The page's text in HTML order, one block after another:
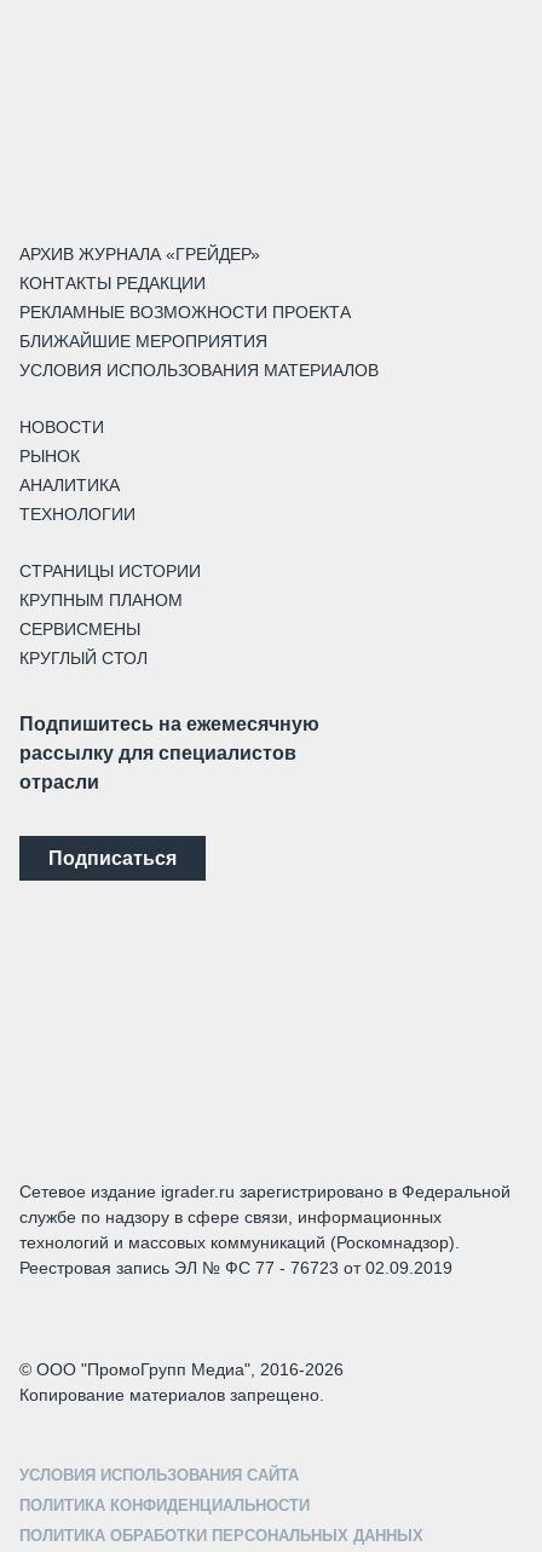
АРХИВ ЖУРНАЛА «ГРЕЙДЕР»
КОНТАКТЫ РЕДАКЦИИ
РЕКЛАМНЫЕ ВОЗМОЖНОСТИ ПРОЕКТА
БЛИЖАЙШИЕ МЕРОПРИЯТИЯ
УСЛОВИЯ ИСПОЛЬЗОВАНИЯ МАТЕРИАЛОВ
НОВОСТИ
РЫНОК
АНАЛИТИКА
ТЕХНОЛОГИИ
СТРАНИЦЫ ИСТОРИИ
КРУПНЫМ ПЛАНОМ
СЕРВИСМЕНЫ
КРУГЛЫЙ СТОЛ
Подпишитесь на ежемесячную
рассылку для специалистов
отрасли
Подписаться
Сетевое издание igrader.ru зарегистрировано в Федеральной
службе по надзору в сфере связи, информационных
технологий и массовых коммуникаций (Роскомнадзор).
Реестровая запись ЭЛ № ФС 77 - 76723 от 02.09.2019
© ООО "ПромоГрупп Медиа", 2016-2026
Копирование материалов запрещено.
УСЛОВИЯ ИСПОЛЬЗОВАНИЯ САЙТА
ПОЛИТИКА КОНФИДЕНЦИАЛЬНОСТИ
ПОЛИТИКА ОБРАБОТКИ ПЕРСОНАЛЬНЫХ ДАННЫХ